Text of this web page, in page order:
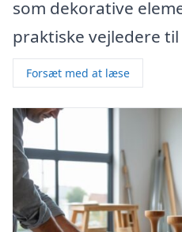
som dekorative
praktiske vejledere
Forsæt med at læse